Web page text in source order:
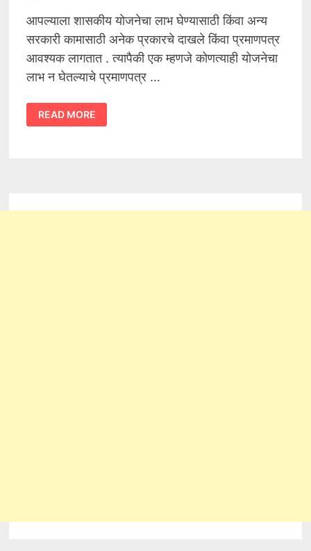
आपल्याला शासकीय योजनेचा लाभ घेण्यासाठी किंवा अन्य
सरकारी कामासाठी अनेक प्रकारचे दाखले किंवा प्रमाणपत्र
आवश्यक लागतात . त्यापैकी एक म्हणजे कोणत्याही योजनेचा
लाभ न घेतल्याचे प्रमाणपत्र …
शासकीय
योजनेचा
लाभ
READ MORE